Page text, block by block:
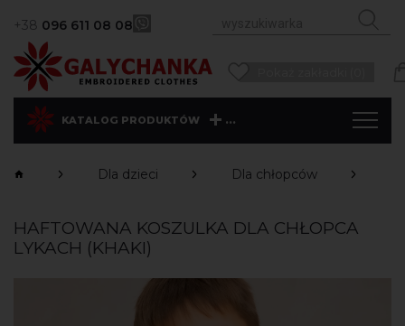
+38 096 611 08 08
KATALOG PRODUKTÓW ...
Dla dzieci Dla chłopców
HAFTOWANA KOSZULKA DLA CHŁOPCA
LYKACH (KHAKI)